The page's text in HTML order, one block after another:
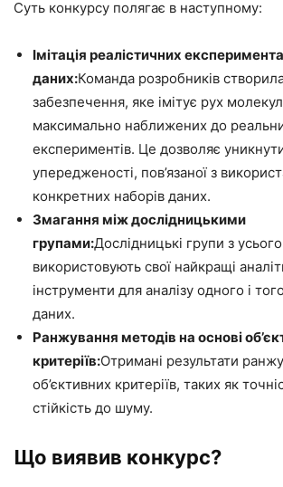
Суть конкурсу полягає в наступному:
Імітація реалістичних
даних:Команда розробників
забезпечення, яке імітує рух
максимально наближених до
експериментів. Це дозволяє
упередженості, пов’язаної з
конкретних наборів даних.
Змагання між дослідницькими
групами:Дослідницькі групи з усього
використовують свої найкращі
інструменти для аналізу одного і
даних.
Ранжування методів на основі
критеріїв:Отримані результати
об’єктивних критеріїв, таких як
стійкість до шуму.
Що виявив конкурс?